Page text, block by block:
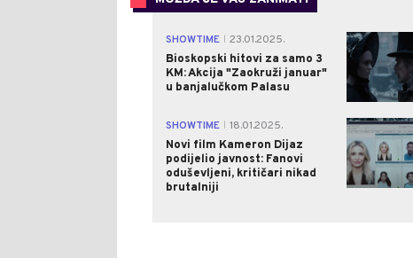
SHOWTIME
23.01.2025.
Bioskopski hitovi za samo 3
KM: Akcija "Zaokruži januar"
u banjalučkom Palasu
SHOWTIME
18.01.2025.
Novi film Kameron Dijaz
podijelio javnost: Fanovi
oduševljeni, kritičari nikad
brutalniji